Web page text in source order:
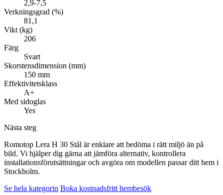
2,9-7,5
Verkningsgrad (%)
81,1
Vikt (kg)
206
Färg
Svart
Skorstensdimension (mm)
150 mm
Effektivitetsklass
A+
Med sidoglas
Yes
Nästa steg
Romotop Lera H 30 Stål är enklare att bedöma i rätt miljö än på
bild. Vi hjälper dig gärna att jämföra alternativ, kontrollera
installationsförutsättningar och avgöra om modellen passar ditt hem i
Stockholm.
Se hela kategorin Boka kostnadsfritt hembesök